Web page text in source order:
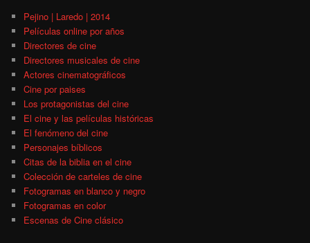
Pejino | Laredo | 2014
Películas online por años
Directores de cine
Directores musicales de cine
Actores cinematográficos
Cine por paises
Los protagonistas del cine
El cine y las películas históricas
El fenómeno del cine
Personajes bíblicos
Citas de la biblia en el cine
Colección de carteles de cine
Fotogramas en blanco y negro
Fotogramas en color
Escenas de Cine clásico